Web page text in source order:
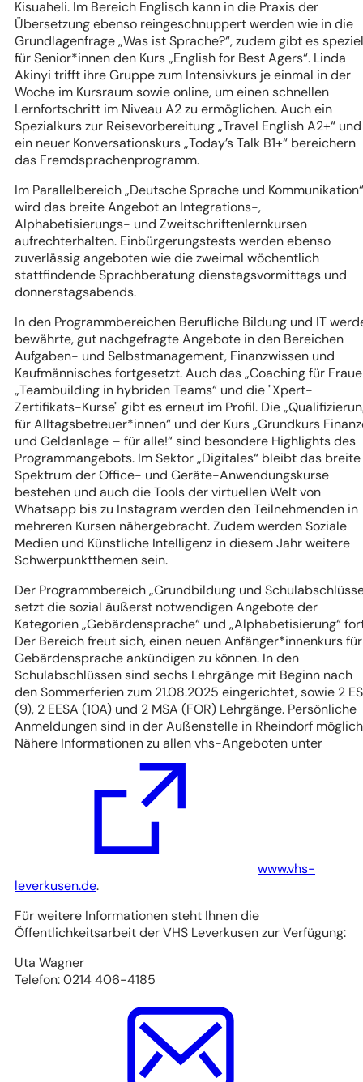
Kisuaheli. Im Bereich Englisch kann in die Praxis der
Übersetzung ebenso reingeschnuppert werden wie in die
Grundlagenfrage „Was ist Sprache?“, zudem gibt es
für Senior*innen den Kurs „English for Best Agers“. Linda
Akinyi trifft ihre Gruppe zum Intensivkurs je einmal in der
Woche im Kursraum sowie online, um einen schnellen
Lernfortschritt im Niveau A2 zu ermöglichen. Auch ein
Spezialkurs zur Reisevorbereitung „Travel English A2+“ und
ein neuer Konversationskurs „Today’s Talk B1+“ bereichern
das Fremdsprachenprogramm.
Im Parallelbereich „Deutsche Sprache und Kommunikation“
wird das breite Angebot an Integrations-,
Alphabetisierungs- und Zweitschriftenlernkursen
aufrechterhalten. Einbürgerungstests werden ebenso
zuverlässig angeboten wie die zweimal wöchentlich
stattfindende Sprachberatung dienstagsvormittags und
donnerstagsabends.
In den Programmbereichen Berufliche Bildung und IT
bewährte, gut nachgefragte Angebote in den Bereichen
Aufgaben- und Selbstmanagement, Finanzwissen und
Kaufmännisches fortgesetzt. Auch das „Coaching für
„Teambuilding in hybriden Teams“ und die "Xpert-
Zertifikats-Kurse" gibt es erneut im Profil. Die
für Alltagsbetreuer*innen“ und der Kurs „Grundkurs
und Geldanlage – für alle!“ sind besondere Highlights des
Programmangebots. Im Sektor „Digitales“ bleibt das breite
Spektrum der Office- und Geräte-Anwendungskurse
bestehen und auch die Tools der virtuellen Welt von
Whatsapp bis zu Instagram werden den Teilnehmenden in
mehreren Kursen nähergebracht. Zudem werden Soziale
Medien und Künstliche Intelligenz in diesem Jahr weitere
Schwerpunktthemen sein.
Der Programmbereich „Grundbildung und
setzt die sozial äußerst notwendigen Angebote der
Kategorien „Gebärdensprache“ und „Alphabetisierung“
Der Bereich freut sich, einen neuen Anfänger*innenkurs für
Gebärdensprache ankündigen zu können. In den
Schulabschlüssen sind sechs Lehrgänge mit Beginn nach
den Sommerferien zum 21.08.2025 eingerichtet, sowie 2
(9), 2 EESA (10A) und 2 MSA (FOR) Lehrgänge. Persönliche
Anmeldungen sind in der Außenstelle in Rheindorf
Nähere Informationen zu allen vhs-Angeboten unter
www.vhs-
leverkusen.de
(Öffnet
einem
neuen
Tab)
.
Für weitere Informationen steht Ihnen die
Öffentlichkeitsarbeit der VHS Leverkusen zur Verfügung:
Uta Wagner
Telefon: 0214 406-4185